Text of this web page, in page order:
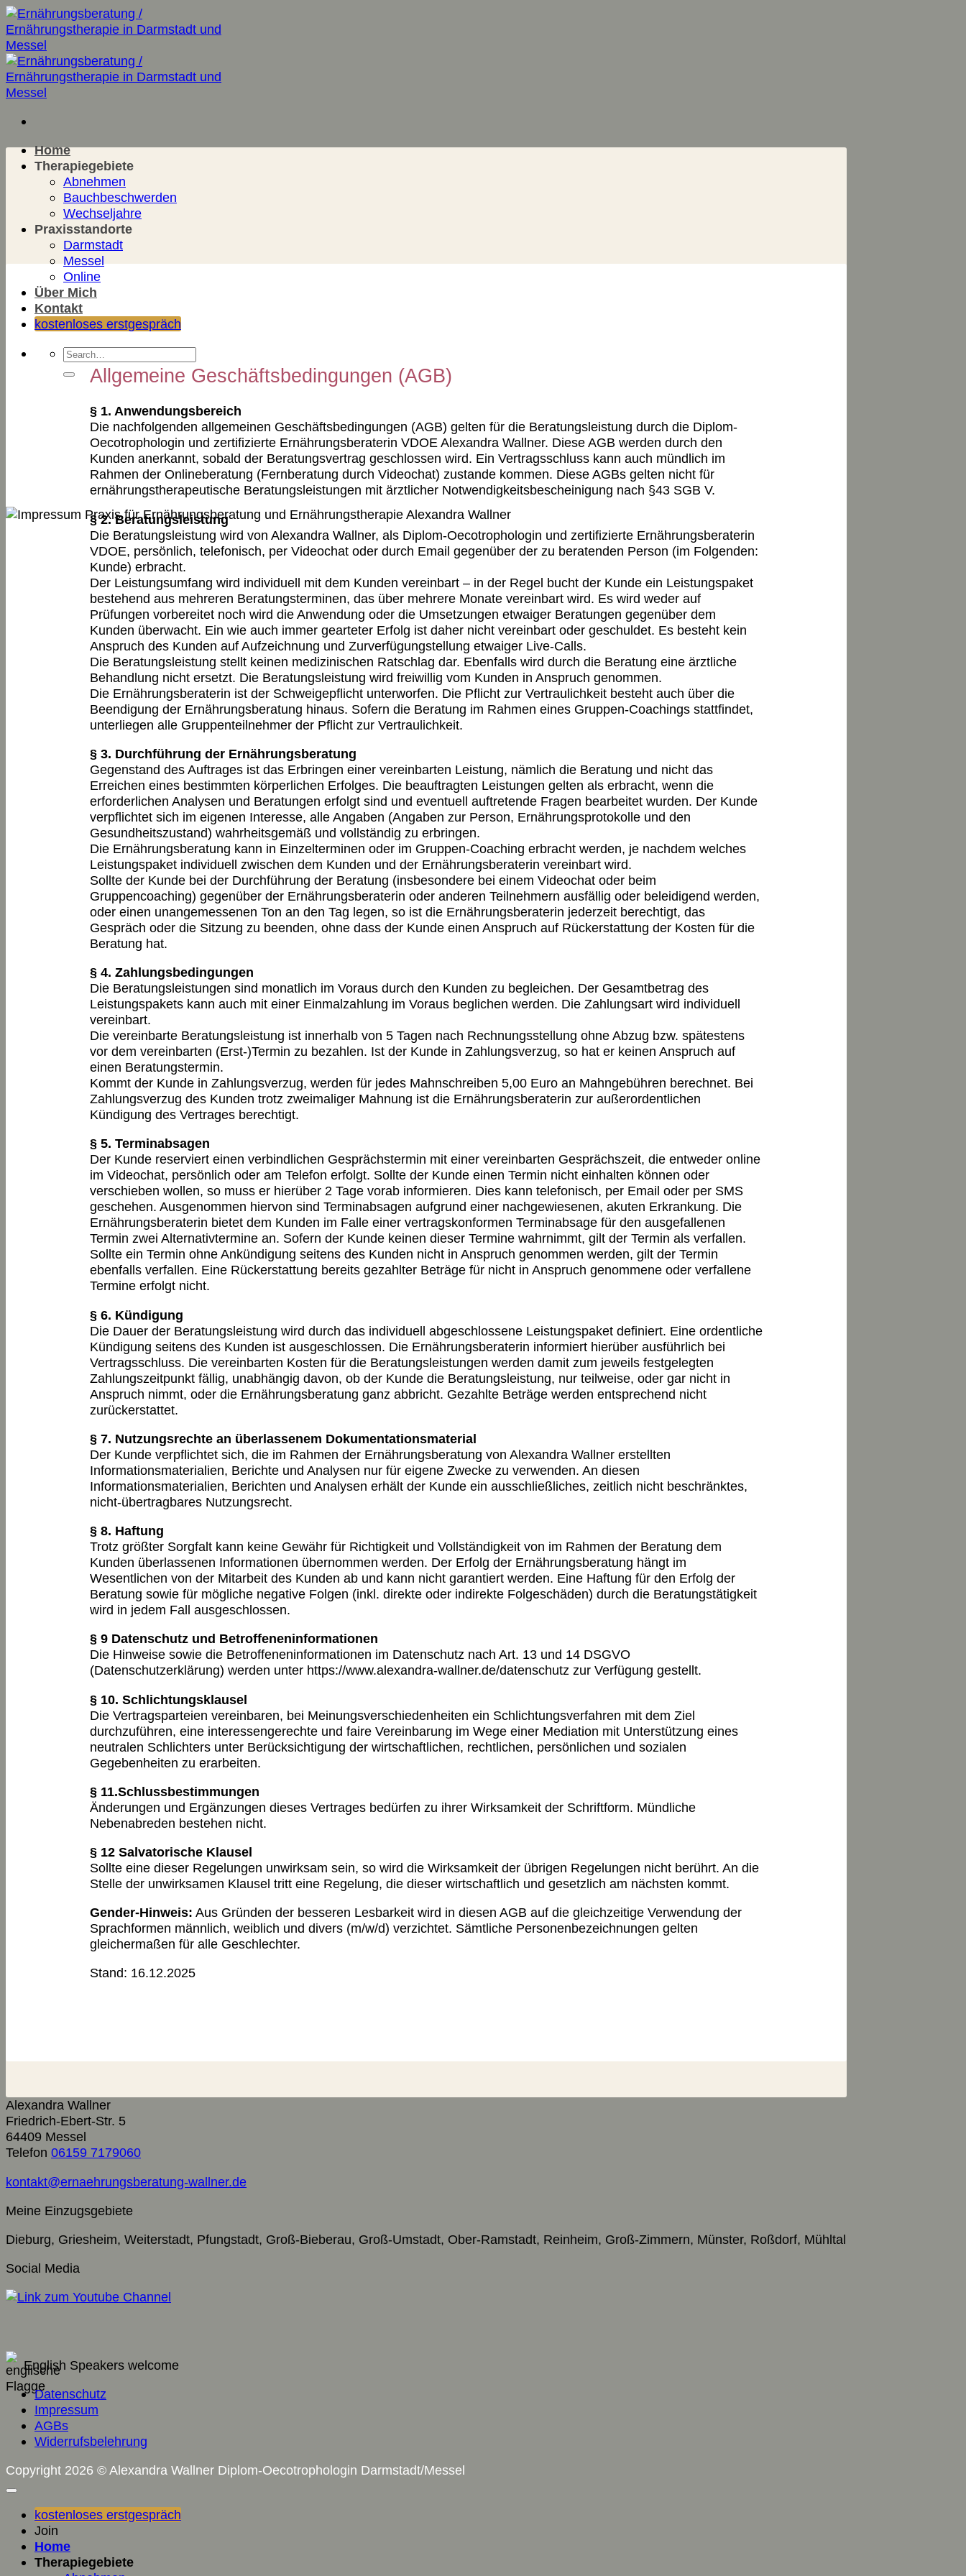
Zum
Inhalt
springen
Home
Therapiegebiete
Abnehmen
Bauchbeschwerden
Wechseljahre
Praxisstandorte
Darmstadt
Messel
Online
Über Mich
Kontakt
kostenloses erstgespräch
Allgemeine Geschäftsbedingungen (AGB)
§ 1. Anwendungsbereich
Die nachfolgenden allgemeinen Geschäftsbedingungen (AGB) gelten für die Beratungsleistung durch die Diplom-
Oecotrophologin und zertifizierte Ernährungsberaterin VDOE Alexandra Wallner. Diese AGB werden durch den
Kunden anerkannt, sobald der Beratungsvertrag geschlossen wird. Ein Vertragsschluss kann auch mündlich im
Rahmen der Onlineberatung (Fernberatung durch Videochat) zustande kommen. Diese AGBs gelten nicht für
ernährungstherapeutische Beratungsleistungen mit ärztlicher Notwendigkeitsbescheinigung nach §43 SGB V.
§ 2. Beratungsleistung
Die Beratungsleistung wird von Alexandra Wallner, als Diplom-Oecotrophologin und zertifizierte Ernährungsberaterin
VDOE, persönlich, telefonisch, per Videochat oder durch Email gegenüber der zu beratenden Person (im Folgenden:
Kunde) erbracht.
Der Leistungsumfang wird individuell mit dem Kunden vereinbart – in der Regel bucht der Kunde ein Leistungspaket
bestehend aus mehreren Beratungsterminen, das über mehrere Monate vereinbart wird. Es wird weder auf
Prüfungen vorbereitet noch wird die Anwendung oder die Umsetzungen etwaiger Beratungen gegenüber dem
Kunden überwacht. Ein wie auch immer gearteter Erfolg ist daher nicht vereinbart oder geschuldet. Es besteht kein
Anspruch des Kunden auf Aufzeichnung und Zurverfügungstellung etwaiger Live-Calls.
Die Beratungsleistung stellt keinen medizinischen Ratschlag dar. Ebenfalls wird durch die Beratung eine ärztliche
Behandlung nicht ersetzt. Die Beratungsleistung wird freiwillig vom Kunden in Anspruch genommen.
Die Ernährungsberaterin ist der Schweigepflicht unterworfen. Die Pflicht zur Vertraulichkeit besteht auch über die
Beendigung der Ernährungsberatung hinaus. Sofern die Beratung im Rahmen eines Gruppen-Coachings stattfindet,
unterliegen alle Gruppenteilnehmer der Pflicht zur Vertraulichkeit.
§ 3. Durchführung der Ernährungsberatung
Gegenstand des Auftrages ist das Erbringen einer vereinbarten Leistung, nämlich die Beratung und nicht das
Erreichen eines bestimmten körperlichen Erfolges. Die beauftragten Leistungen gelten als erbracht, wenn die
erforderlichen Analysen und Beratungen erfolgt sind und eventuell auftretende Fragen bearbeitet wurden. Der Kunde
verpflichtet sich im eigenen Interesse, alle Angaben (Angaben zur Person, Ernährungsprotokolle und den
Gesundheitszustand) wahrheitsgemäß und vollständig zu erbringen.
Die Ernährungsberatung kann in Einzelterminen oder im Gruppen-Coaching erbracht werden, je nachdem welches
Leistungspaket individuell zwischen dem Kunden und der Ernährungsberaterin vereinbart wird.
Sollte der Kunde bei der Durchführung der Beratung (insbesondere bei einem Videochat oder beim
Gruppencoaching) gegenüber der Ernährungsberaterin oder anderen Teilnehmern ausfällig oder beleidigend werden,
oder einen unangemessenen Ton an den Tag legen, so ist die Ernährungsberaterin jederzeit berechtigt, das
Gespräch oder die Sitzung zu beenden, ohne dass der Kunde einen Anspruch auf Rückerstattung der Kosten für die
Beratung hat.
§ 4. Zahlungsbedingungen
Die Beratungsleistungen sind monatlich im Voraus durch den Kunden zu begleichen. Der Gesamtbetrag des
Leistungspakets kann auch mit einer Einmalzahlung im Voraus beglichen werden. Die Zahlungsart wird individuell
vereinbart.
Die vereinbarte Beratungsleistung ist innerhalb von 5 Tagen nach Rechnungsstellung ohne Abzug bzw. spätestens
vor dem vereinbarten (Erst-)Termin zu bezahlen. Ist der Kunde in Zahlungsverzug, so hat er keinen Anspruch auf
einen Beratungstermin.
Kommt der Kunde in Zahlungsverzug, werden für jedes Mahnschreiben 5,00 Euro an Mahngebühren berechnet. Bei
Zahlungsverzug des Kunden trotz zweimaliger Mahnung ist die Ernährungsberaterin zur außerordentlichen
Kündigung des Vertrages berechtigt.
§ 5. Terminabsagen
Der Kunde reserviert einen verbindlichen Gesprächstermin mit einer vereinbarten Gesprächszeit, die entweder online
im Videochat, persönlich oder am Telefon erfolgt. Sollte der Kunde einen Termin nicht einhalten können oder
verschieben wollen, so muss er hierüber 2 Tage vorab informieren. Dies kann telefonisch, per Email oder per SMS
geschehen. Ausgenommen hiervon sind Terminabsagen aufgrund einer nachgewiesenen, akuten Erkrankung. Die
Ernährungsberaterin bietet dem Kunden im Falle einer vertragskonformen Terminabsage für den ausgefallenen
Termin zwei Alternativtermine an. Sofern der Kunde keinen dieser Termine wahrnimmt, gilt der Termin als verfallen.
Sollte ein Termin ohne Ankündigung seitens des Kunden nicht in Anspruch genommen werden, gilt der Termin
ebenfalls verfallen. Eine Rückerstattung bereits gezahlter Beträge für nicht in Anspruch genommene oder verfallene
Termine erfolgt nicht.
§ 6. Kündigung
Die Dauer der Beratungsleistung wird durch das individuell abgeschlossene Leistungspaket definiert. Eine ordentliche
Kündigung seitens des Kunden ist ausgeschlossen. Die Ernährungsberaterin informiert hierüber ausführlich bei
Vertragsschluss. Die vereinbarten Kosten für die Beratungsleistungen werden damit zum jeweils festgelegten
Zahlungszeitpunkt fällig, unabhängig davon, ob der Kunde die Beratungsleistung, nur teilweise, oder gar nicht in
Anspruch nimmt, oder die Ernährungsberatung ganz abbricht. Gezahlte Beträge werden entsprechend nicht
zurückerstattet.
§ 7. Nutzungsrechte an überlassenem Dokumentationsmaterial
Der Kunde verpflichtet sich, die im Rahmen der Ernährungsberatung von Alexandra Wallner erstellten
Informationsmaterialien, Berichte und Analysen nur für eigene Zwecke zu verwenden. An diesen
Informationsmaterialien, Berichten und Analysen erhält der Kunde ein ausschließliches, zeitlich nicht beschränktes,
nicht-übertragbares Nutzungsrecht.
§ 8. Haftung
Trotz größter Sorgfalt kann keine Gewähr für Richtigkeit und Vollständigkeit von im Rahmen der Beratung dem
Kunden überlassenen Informationen übernommen werden. Der Erfolg der Ernährungsberatung hängt im
Wesentlichen von der Mitarbeit des Kunden ab und kann nicht garantiert werden. Eine Haftung für den Erfolg der
Beratung sowie für mögliche negative Folgen (inkl. direkte oder indirekte Folgeschäden) durch die Beratungstätigkeit
wird in jedem Fall ausgeschlossen.
§ 9 Datenschutz und Betroffeneninformationen
Die Hinweise sowie die Betroffeneninformationen im Datenschutz nach Art. 13 und 14 DSGVO
(Datenschutzerklärung) werden unter https://www.alexandra-wallner.de/datenschutz zur Verfügung gestellt.
§ 10. Schlichtungsklausel
Die Vertragsparteien vereinbaren, bei Meinungsverschiedenheiten ein Schlichtungsverfahren mit dem Ziel
durchzuführen, eine interessengerechte und faire Vereinbarung im Wege einer Mediation mit Unterstützung eines
neutralen Schlichters unter Berücksichtigung der wirtschaftlichen, rechtlichen, persönlichen und sozialen
Gegebenheiten zu erarbeiten.
§ 11.Schlussbestimmungen
Änderungen und Ergänzungen dieses Vertrages bedürfen zu ihrer Wirksamkeit der Schriftform. Mündliche
Nebenabreden bestehen nicht.
§ 12 Salvatorische Klausel
Sollte eine dieser Regelungen unwirksam sein, so wird die Wirksamkeit der übrigen Regelungen nicht berührt. An die
Stelle der unwirksamen Klausel tritt eine Regelung, die dieser wirtschaftlich und gesetzlich am nächsten kommt.
Gender-Hinweis: Aus Gründen der besseren Lesbarkeit wird in diesen AGB auf die gleichzeitige Verwendung der
Sprachformen männlich, weiblich und divers (m/w/d) verzichtet. Sämtliche Personenbezeichnungen gelten
gleichermaßen für alle Geschlechter.
Stand: 16.12.2025
Alexandra Wallner
Friedrich-Ebert-Str. 5
64409 Messel
Telefon 06159 7179060
kontakt@ernaehrungsberatung-wallner.de
Meine Einzugsgebiete
Dieburg, Griesheim, Weiterstadt, Pfungstadt, Groß-Bieberau, Groß-Umstadt, Ober-Ramstadt, Reinheim, Groß-Zimmern, Münster, Roßdorf, Mühltal
Social Media
English Speakers welcome
Datenschutz
Impressum
AGBs
Widerrufsbelehrung
Copyright 2026 © Alexandra Wallner Diplom-Oecotrophologin Darmstadt/Messel
kostenloses erstgespräch
Join
Home
Therapiegebiete